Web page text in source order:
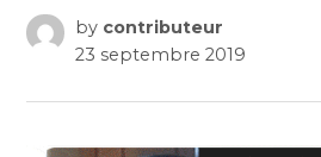
by contributeur
23 septembre 2019